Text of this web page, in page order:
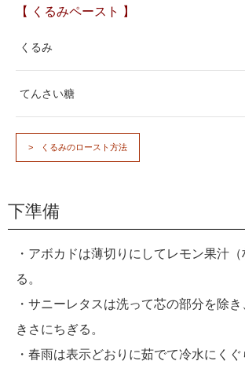
【 くるみペースト 】
くるみ
てんさい糖
くるみのロースト方法
下準備
・アボカドは薄切りにしてレモン果汁
る。
・サニーレタスは洗って芯の部分を除
きさにちぎる。
・春雨は表示どおりに茹でて冷水にく